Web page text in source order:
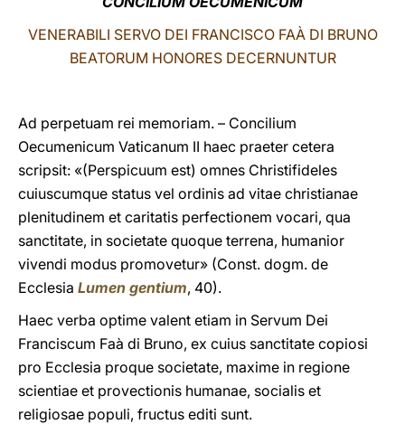
VENERABILI SERVO DEI FRANCISCO FAÀ DI BRUNO
BEATORUM HONORES DECERNUNTUR
Ad perpetuam rei memoriam. – Concilium
Oecumenicum Vaticanum II haec praeter cetera
scripsit: «(Perspicuum est) omnes Christifideles
cuiuscumque status vel ordinis ad vitae christianae
plenitudinem et caritatis perfectionem vocari, qua
sanctitate, in societate quoque terrena, humanior
vivendi modus promovetur» (Const. dogm. de
Ecclesia Lumen gentium, 40).
Haec verba optime valent etiam in Servum Dei
Franciscum Faà di Bruno, ex cuius sanctitate copiosi
pro Ecclesia proque societate, maxime in regione
scientiae et provectionis humanae, socialis et
religiosae populi, fructus editi sunt.